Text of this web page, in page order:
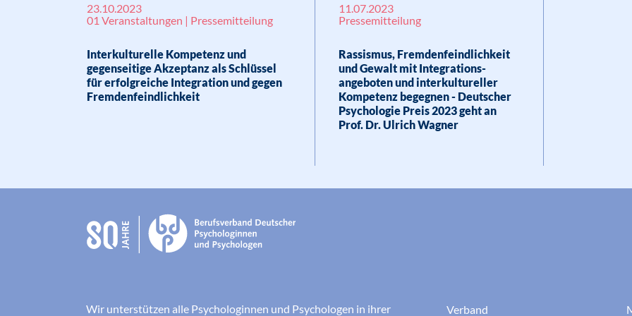
23.10.2023
01 Veranstaltungen | Pressemitteilung
Interkulturelle Kompetenz und
gegenseitige Akzeptanz als Schlüssel
für erfolgreiche Integration und gegen
Fremdenfeindlichkeit
11.07.2023
Pressemitteilung
Rassismus, Fremdenfeindlichkeit
und Gewalt mit Integrations-
angeboten und interkultureller
Kompetenz begegnen - Deutscher
Psychologie Preis 2023 geht an
Prof. Dr. Ulrich Wagner
Wir unterstützen alle Psychologinnen und Psychologen in ihrer Verband